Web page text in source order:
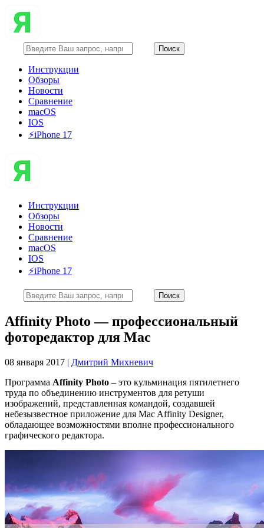
Инструкции
Обзоры
Новости
Сравнение
macOS
IOS
⚡️iPhone 17
Инструкции
Обзоры
Новости
Сравнение
macOS
IOS
⚡️iPhone 17
Affinity Photo — профессиональный
фоторедактор для Mac
08 января 2017 | Дмитрий Михневич
Программа Affinity Photo – это кульминация пятилетнего
труда по объединению инструментов для ретуши
изображений, представленная командой, создавшей
небезызвестное приложение для Mac Affinity Designer,
обладающее возможностями вполне профессионального
графического редактора.